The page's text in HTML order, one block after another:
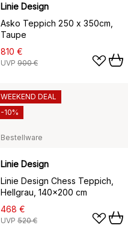
Linie Design
Asko Teppich 250 x 350cm,
Taupe
810 €
UVP 900 €
Bestellware
Linie Design
Linie Design Chess Teppich,
Hellgrau, 140x200 cm
468 €
UVP 520 €
WEEKEND DEAL
-10%